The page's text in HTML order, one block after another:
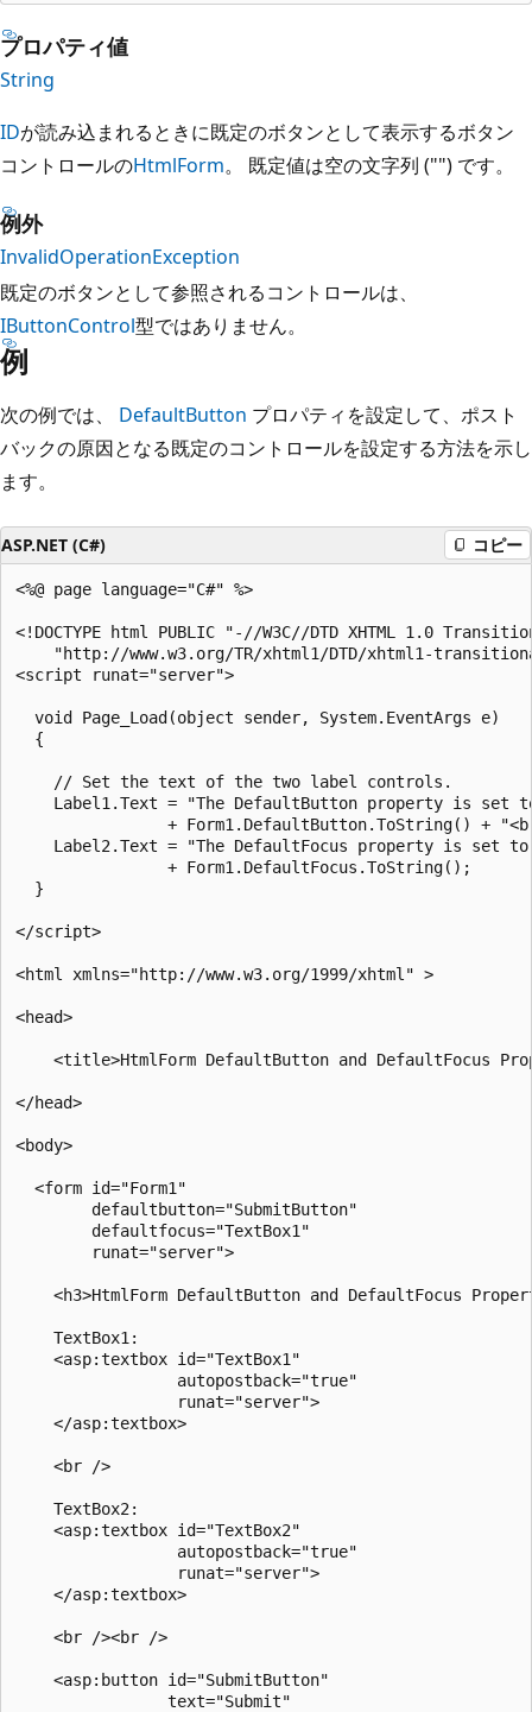
プロパティ値
String
IDが読み込まれるときに既定のボタンとして表示するボタン
コントロールのHtmlForm。 既定値は空の文字列 ("") です。
例外
InvalidOperationException
既定のボタンとして参照されるコントロールは、
IButtonControl型ではありません。
例
次の例では、 DefaultButton プロパティを設定して、ポスト
バックの原因となる既定のコントロールを設定する方法を示し
ます。
ASP.NET (C#) コピー
<%@ page language="C#" %>
<!DOCTYPE html PUBLIC "-//W3C//DTD XHTML 1.0
"http://www.w3.org/TR/xhtml1/DTD/xhtml1-
<script runat="server">
  void Page_Load(object sender, System.EventArgs e)
  {
    // Set the text of the two label controls.
Label1.Text = "The DefaultButton property is set
+ Form1.DefaultButton.ToString() +
Label2.Text = "The DefaultFocus property is set to
                + Form1.DefaultFocus.ToString();
  }
</script>
<html xmlns="http://www.w3.org/1999/xhtml" >
<head>
<title>HtmlForm DefaultButton and DefaultFocus
</head>
<body>
  <form id="Form1"
        defaultbutton="SubmitButton"
        defaultfocus="TextBox1"
        runat="server">
<h3>HtmlForm DefaultButton and DefaultFocus
    TextBox1:
    <asp:textbox id="TextBox1"
                 autopostback="true"
                 runat="server">
    </asp:textbox>
    <br />
    TextBox2:
    <asp:textbox id="TextBox2"
                 autopostback="true"
                 runat="server">
    </asp:textbox>
    <br /><br />
    <asp:button id="SubmitButton"
                text="Submit"